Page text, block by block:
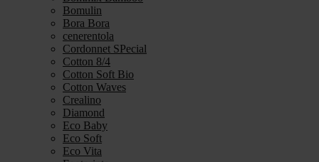
Bomulin
Bora Bora
cenerentola
Cordonnet SPecial
Cotton 8/4
Cotton Soft Bio
Cotton Waves
Crealino
Diamond
Eco Baby
Eco Soft
Eco Vita